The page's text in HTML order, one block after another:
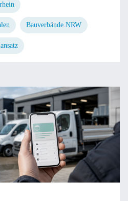
Bauverbände.NRW